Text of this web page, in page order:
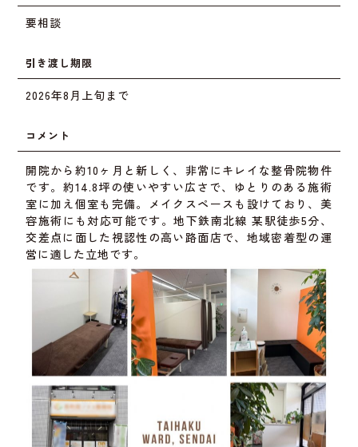
要相談
引き渡し期限
2026年8月上旬まで
コメント
開院から約10ヶ月と新しく、非常にキレイな整骨院物件
です。約14.8坪の使いやすい広さで、ゆとりのある施術
室に加え個室も完備。メイクスペースも設けており、美
容施術にも対応可能です。地下鉄南北線 某駅徒歩5分、
交差点に面した視認性の高い路面店で、地域密着型の運
営に適した立地です。